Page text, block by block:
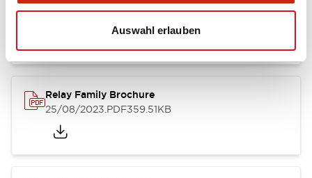
Auswahl erlauben
RJ Series Slim Power Relays (PC Board Terminal)
Relay Family Brochure
25/08/2023.PDF359.51KB